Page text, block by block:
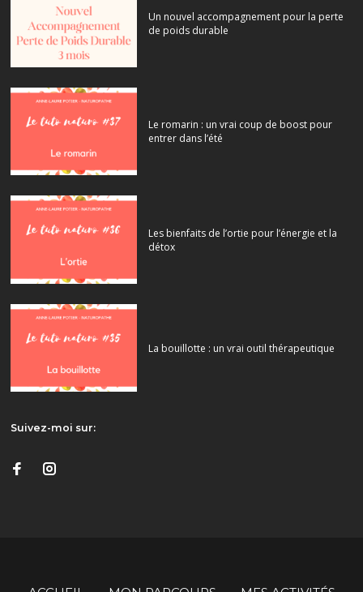
Un nouvel accompagnement pour la perte
de poids durable
Le romarin : un vrai coup de boost pour
entrer dans l’été
Les bienfaits de l’ortie pour l’énergie et la
détox
La bouillotte : un vrai outil thérapeutique
Suivez-moi sur: